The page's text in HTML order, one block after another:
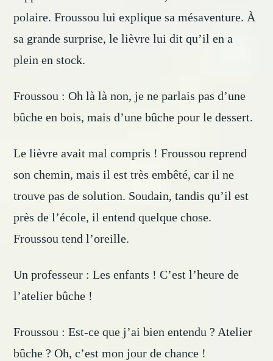
polaire. Froussou lui explique sa mésaventure. À
sa grande surprise, le lièvre lui dit qu’il en a
plein en stock.
Froussou : Oh là là non, je ne parlais pas d’une
bûche en bois, mais d’une bûche pour le dessert.
Le lièvre avait mal compris ! Froussou reprend
son chemin, mais il est très embêté, car il ne
trouve pas de solution. Soudain, tandis qu’il est
près de l’école, il entend quelque chose.
Froussou tend l’oreille.
Un professeur : Les enfants ! C’est l’heure de
l’atelier bûche !
Froussou : Est-ce que j’ai bien entendu ? Atelier
bûche ? Oh, c’est mon jour de chance !